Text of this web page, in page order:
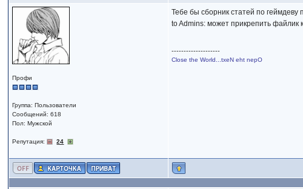
Профи
Группа: Пользователи
Сообщений: 618
Пол: Мужской
Репутация: 24
Тебе бы сборник статей по геймдеву
to Admins: может прикрепить файлик
--------------------
Close the World...txeN eht nepO